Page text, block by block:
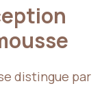
distingue par